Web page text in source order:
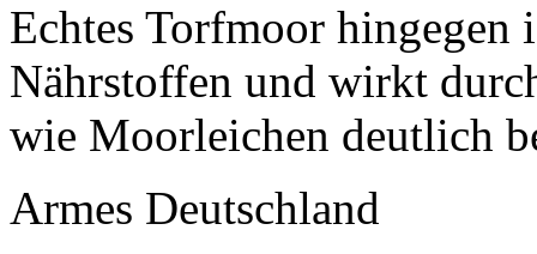
Echtes Torfmoor
Nährstoffen und wirkt
wie Moorleichen deutlich
Armes Deutschland